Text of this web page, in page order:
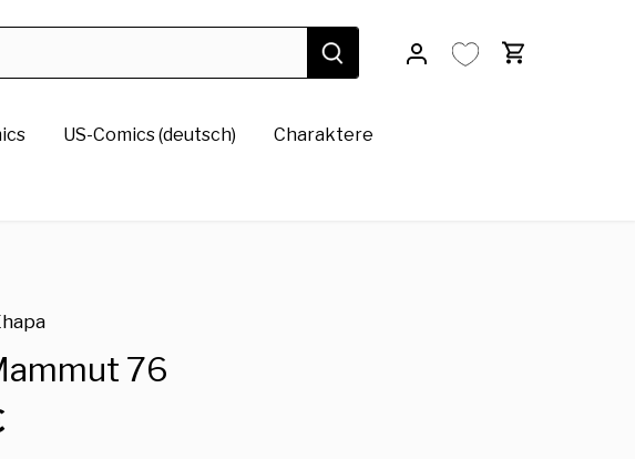
US-Comics (deutsch) Charaktere
76